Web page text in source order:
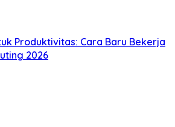
Produktivitas: Cara Baru Bekerja
2026